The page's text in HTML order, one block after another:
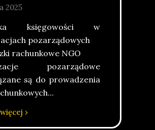
2025
księgowości w
pozarządowych
rachunkowe NGO
pozarządowe
są do prowadzenia
›